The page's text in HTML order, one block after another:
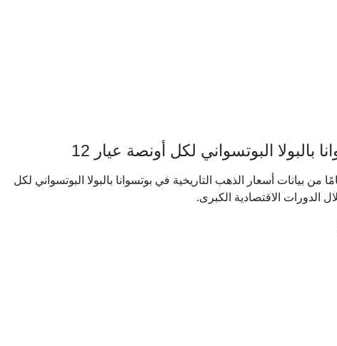
البوتسواني لكل أونصة عيار 12
المخطط التفاعلي ما يقرب من 20 عامًا من بيانات أسعار الذهب التاريخية في بوتسوانا بالبولا البوتسواني لكل